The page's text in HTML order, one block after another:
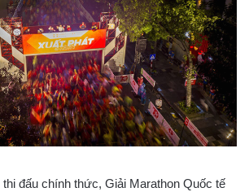
đấu chính thức, Giải Marathon Quốc tế